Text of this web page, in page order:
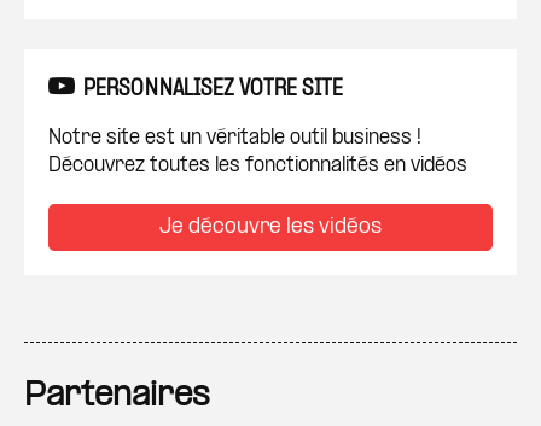
PERSONNALISEZ VOTRE SITE
Notre site est un véritable outil business !
Découvrez toutes les fonctionnalités en vidéos
Je découvre les vidéos
Partenaires